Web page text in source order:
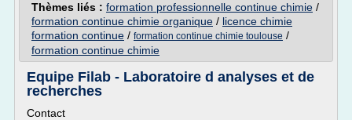
Thèmes liés : formation professionnelle continue chimie /
formation continue chimie organique / licence chimie
formation continue / formation continue chimie toulouse /
formation continue chimie
Equipe Filab - Laboratoire d analyses et de
recherches
Contact